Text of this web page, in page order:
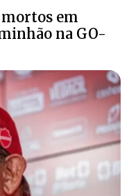
mortos em
na GO-